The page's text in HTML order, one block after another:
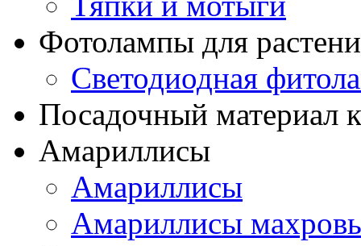
Фотолампы для
Светодиодная
Посадочный материал
Амариллисы
Амариллисы
Амариллисы